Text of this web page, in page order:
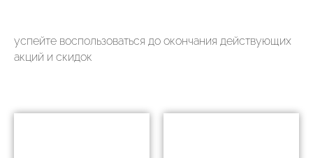
успейте воспользоваться до окончания действующих
акций и скидок